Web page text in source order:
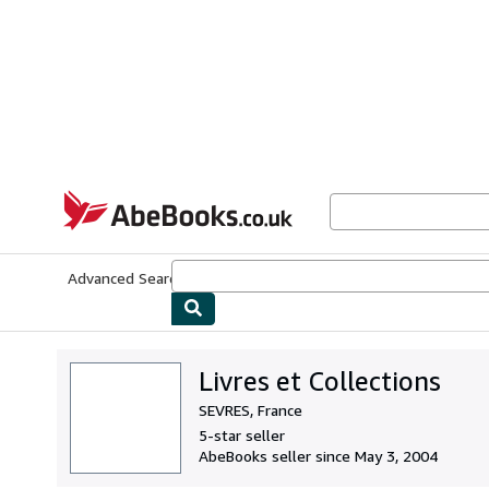
AbeBooks.co.uk
Advanced Search
Livres et Collections
SEVRES, France
5-star seller
AbeBooks seller since May 3, 2004